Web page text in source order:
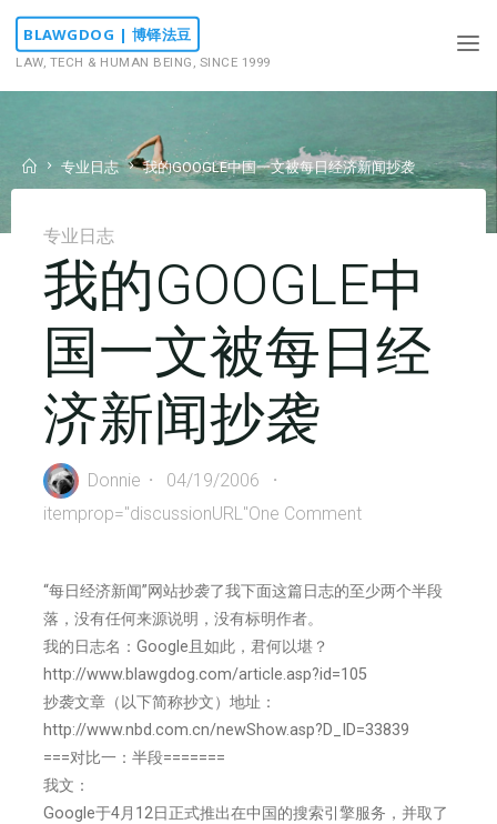
Skip
content
BLAWGDOG | 博铎法豆
LAW, TECH & HUMAN BEING, SINCE 1999
Home专业日志 我的GOOGLE中国一文被每日经济新闻抄袭
专业日志
我的GOOGLE中
国一文被每日经
济新闻抄袭
Donnie
04/19/2006
itemprop="discussionURL"One Comment
“每日经济新闻”网站抄袭了我下面这篇日志的至少两个半段
落，没有任何来源说明，没有标明作者。
我的日志名：Google且如此，君何以堪？
http://www.blawgdog.com/article.asp?id=105
抄袭文章（以下简称抄文）地址：
http://www.nbd.com.cn/newShow.asp?D_ID=33839
===对比一：半段=======
我文：
Google于4月12日正式推出在中国的搜索引擎服务，并取了